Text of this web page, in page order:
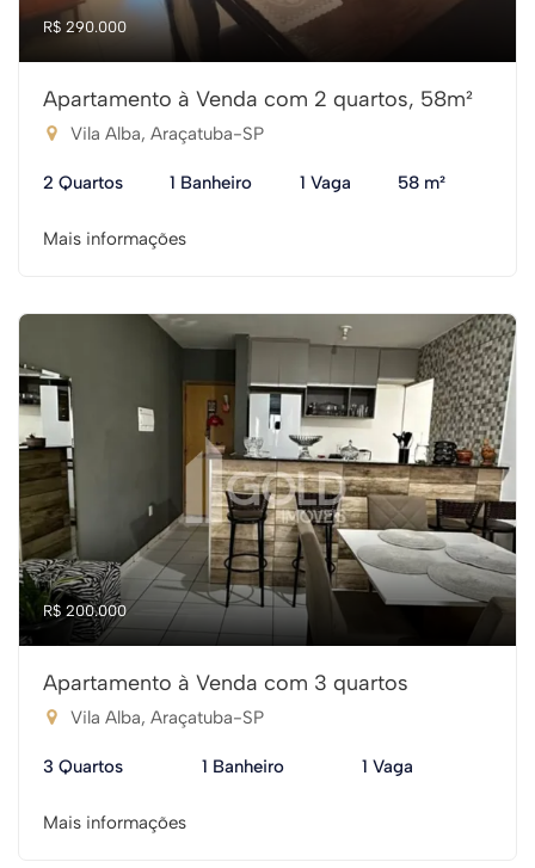
R$ 290.000
Apartamento à Venda com 2 quartos, 58m²
Vila Alba, Araçatuba-SP
2 Quartos 1 Banheiro 1 Vaga 58 m²
Mais informações
R$ 200.000
Apartamento à Venda com 3 quartos
Vila Alba, Araçatuba-SP
3 Quartos 1 Banheiro 1 Vaga
Mais informações